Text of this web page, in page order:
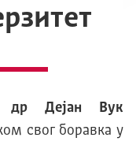
др Дејан Вук
свог боравка у